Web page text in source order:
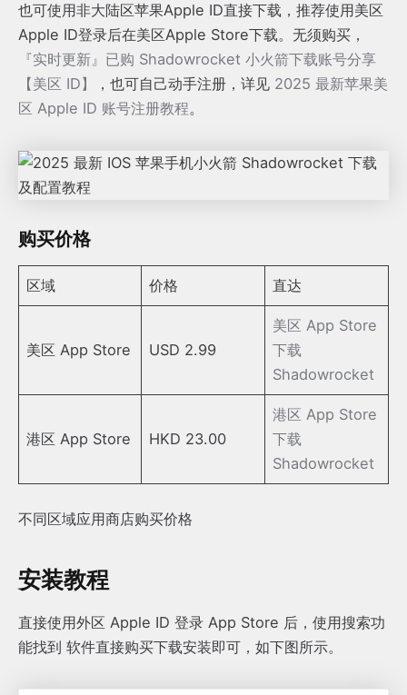
也可使用非大陆区苹果Apple ID直接下载，推荐使用美区
Apple ID登录后在美区Apple Store下载。无须购买，
『实时更新』已购 Shadowrocket 小火箭下载账号分享
【美区 ID】
，也可自己动手注册，详见 2025 最新苹果美
区 Apple ID 账号注册教程。
购买价格
区域 价格 直达
美区 App Store USD 2.99
美区 App Store
下载
Shadowrocket
港区 App Store HKD 23.00
港区 App Store
下载
Shadowrocket
不同区域应用商店购买价格
安装教程
直接使用外区 Apple ID 登录 App Store 后，使用搜索功
能找到 软件直接购买下载安装即可，如下图所示。